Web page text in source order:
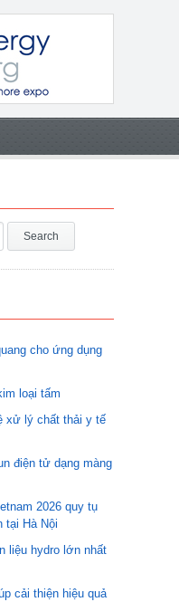
cho ứng dụng
loại tấm
xử lý chất thải y tế
điện tử dạng màng
2026 quy tụ
tại Hà Nội
liệu hydro lớn nhất
cải thiện hiệu quả